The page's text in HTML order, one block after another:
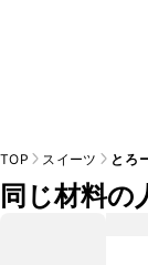
TOP スイーツ とろ
同じ材料の